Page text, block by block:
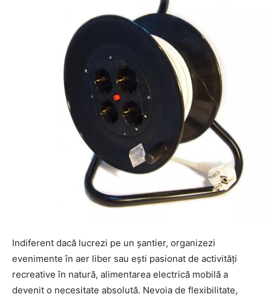
Indiferent dacă lucrezi pe un șantier, organizezi
evenimente în aer liber sau ești pasionat de activități
recreative în natură, alimentarea electrică mobilă a
devenit o necesitate absolută. Nevoia de flexibilitate,